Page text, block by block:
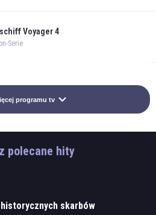
Voyager 4
Serie
programu tv
polecane hity
skarbów